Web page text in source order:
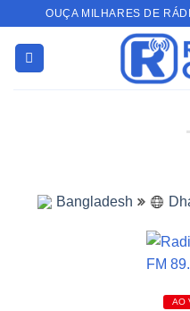
content
OUÇA MILHARES DE
Bangladesh
AO